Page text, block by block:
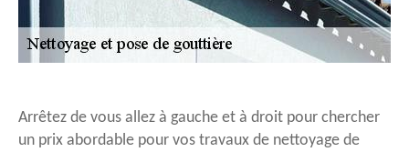
Arrêtez de vous allez à gauche et à droit pour chercher
un prix abordable pour vos travaux de nettoyage de